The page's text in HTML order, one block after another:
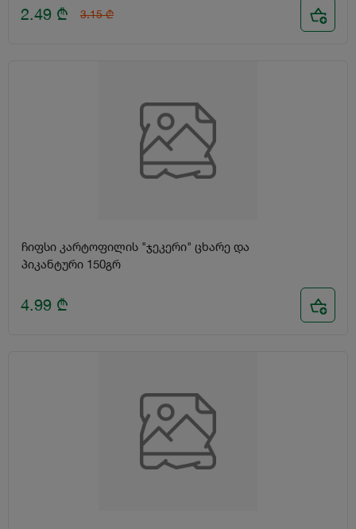
2.49 ₾ 3.15 ₾
ჩიფსი კარტოფილის "ჯეკერი" ცხარე და
პიკანტური 150გრ
4.99 ₾